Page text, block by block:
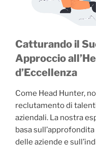
Catturando il
Approccio
d’Eccellenza
Come Head Hunter,
reclutamento di
aziendali. La nostra
basa
delle aziende e